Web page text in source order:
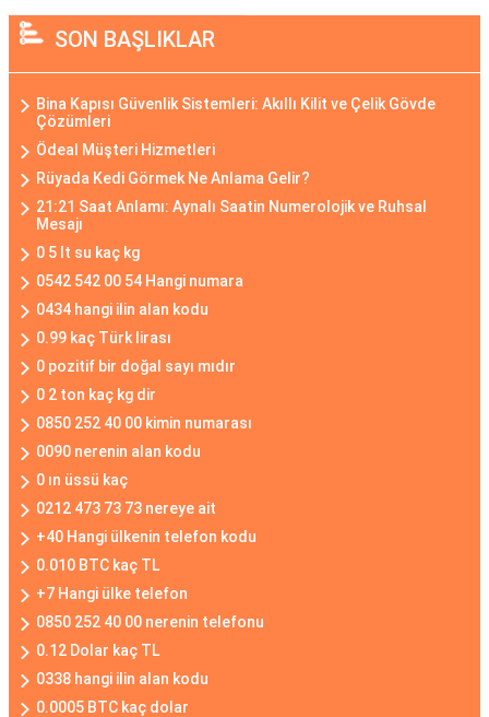
SON BAŞLIKLAR
Bina Kapısı Güvenlik Sistemleri: Akıllı Kilit ve Çelik Gövde
Çözümleri
Ödeal Müşteri Hizmetleri
Rüyada Kedi Görmek Ne Anlama Gelir?
21:21 Saat Anlamı: Aynalı Saatin Numerolojik ve Ruhsal
Mesajı
0 5 lt su kaç kg
0542 542 00 54 Hangi numara
0434 hangi ilin alan kodu
0.99 kaç Türk lirası
0 pozitif bir doğal sayı mıdır
0 2 ton kaç kg dir
0850 252 40 00 kimin numarası
0090 nerenin alan kodu
0 ın üssü kaç
0212 473 73 73 nereye ait
+40 Hangi ülkenin telefon kodu
0.010 BTC kaç TL
+7 Hangi ülke telefon
0850 252 40 00 nerenin telefonu
0.12 Dolar kaç TL
0338 hangi ilin alan kodu
0.0005 BTC kaç dolar